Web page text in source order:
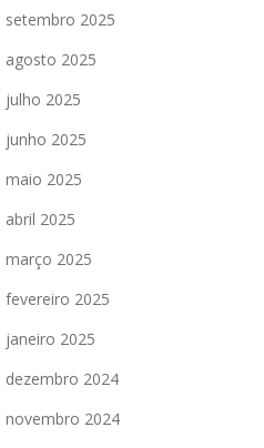
setembro 2025
agosto 2025
julho 2025
junho 2025
maio 2025
abril 2025
março 2025
fevereiro 2025
janeiro 2025
dezembro 2024
novembro 2024